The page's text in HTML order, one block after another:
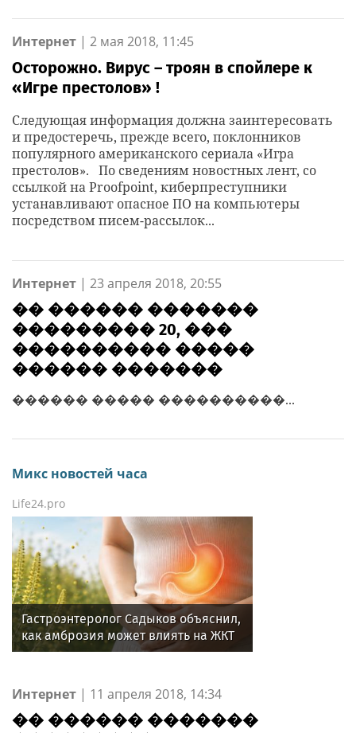
Интернет | 2 мая 2018, 11:45
Осторожно. Вирус – троян в спойлере к
«Игре престолов» !
Следующая информация должна заинтересовать
и предостеречь, прежде всего, поклонников
популярного американского сериала «Игра
престолов». По сведениям новостных лент, со
ссылкой на Proofpoint, киберпреступники
устанавливают опасное ПО на компьютеры
посредством писем-рассылок...
Интернет | 23 апреля 2018, 20:55
�� ������ �������
��������� 20, ���
���������� �����
������ �������
������ ����� ����������...
Интернет | 11 апреля 2018, 14:34
�� ������ �������
Микс новостей часа
Life24.pro
Гастроэнтеролог Садыков объяснил,
как амброзия может влиять на ЖКТ